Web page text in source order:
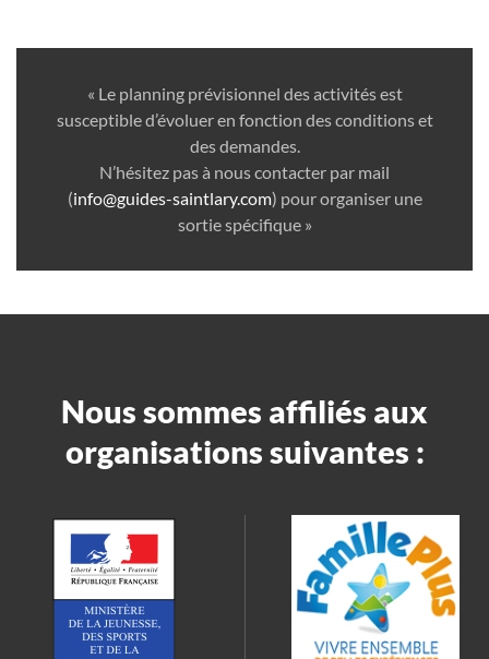
« Le planning prévisionnel des activités est
susceptible d’évoluer en fonction des conditions et
des demandes.
N’hésitez pas à nous contacter par mail
(info@guides-saintlary.com) pour organiser une
sortie spécifique »
Nous sommes affiliés aux
organisations suivantes :